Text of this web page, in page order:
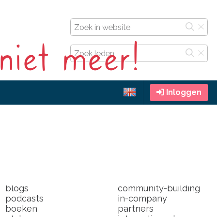
Inloggen
meer!
blogs
podcasts
boeken
community-building
in-company
partners